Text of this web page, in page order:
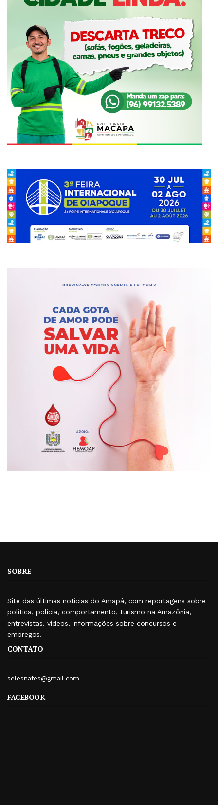
SOBRE
Site das últimas notícias do Amapá, com reportagens sobre
política, polícia, comportamento, turismo na Amazônia,
entrevistas, vídeos, informações sobre concursos e
empregos.
CONTATO
selesnafes@gmail.com
FACEBOOK